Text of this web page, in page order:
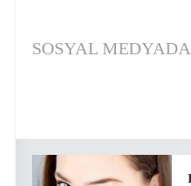
SOSYAL MEDYADA